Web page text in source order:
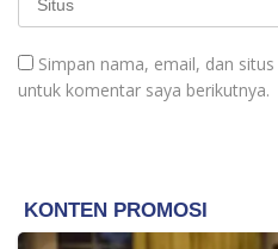
Simpan nama, email, dan
untuk komentar saya berikutnya.